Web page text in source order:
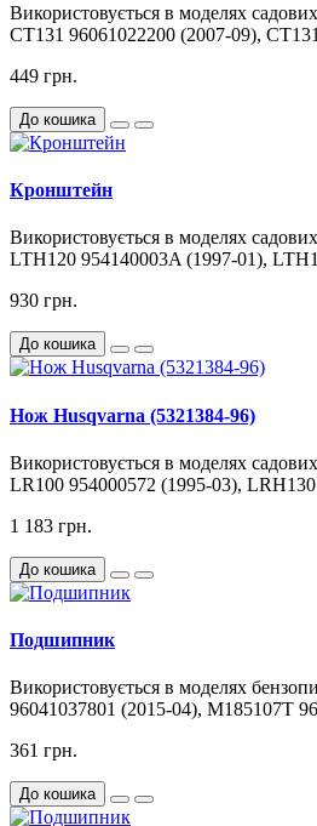
Використовується в моделях
CT131 96061022200 (2007-09),
449 грн.
До кошика
Кронштейн
Використовується в моделях
LTH120 954140003A (1997-01),
930 грн.
До кошика
Нож Husqvarna (5321384-96)
Використовується в моделях
LR100 954000572 (1995-03),
1 183 грн.
До кошика
Подшипник
Використовується в моделях
96041037801 (2015-04), M185107T
361 грн.
До кошика